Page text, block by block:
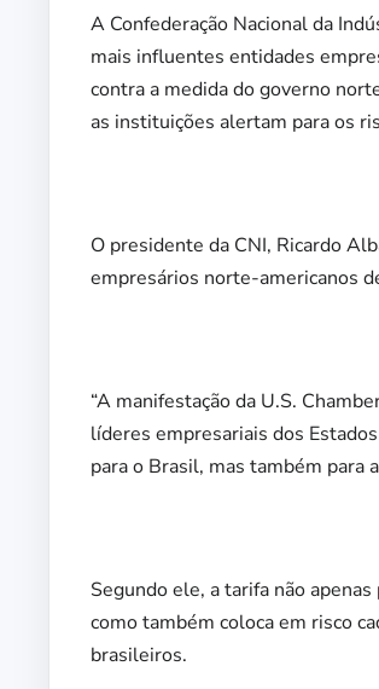
A Confederação Nacional da
mais influentes entidades
contra a medida do governo
as instituições alertam para os
O presidente da CNI, Ricardo
empresários norte-americanos
“A manifestação da U.S.
líderes empresariais dos
para o Brasil, mas também para
Segundo ele, a tarifa não
como também coloca em risco
brasileiros.